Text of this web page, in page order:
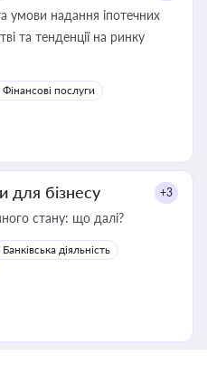
умови надання іпотечних
та тенденції на ринку
Фінансові послуги
для бізнесу +3
стану: що далі?
Банківська діяльність